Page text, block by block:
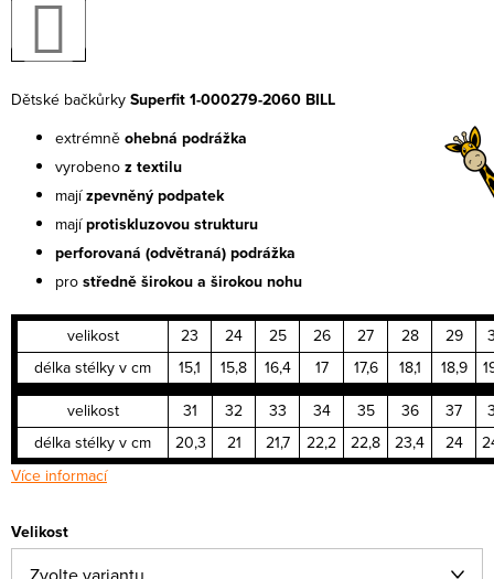
Dětské bačkůrky Superfit 1-000279-2060 BILL
extrémně ohebná podrážka
vyrobeno z textilu
majízpevněný podpatek
majíprotiskluzovou strukturu
perforovaná (odvětraná) podrážka
pro středně širokou a širokou nohu
velikost 23 24 25 26 27 28 29
délka stélky v cm
15,1 15,8 16,4 17 17,6 18,1 18,9
velikost
31 32 33 34 35 36 37
délka stélky v cm
20,3 21 21,7 22,2 22,8 23,4 24
Více informací
Velikost